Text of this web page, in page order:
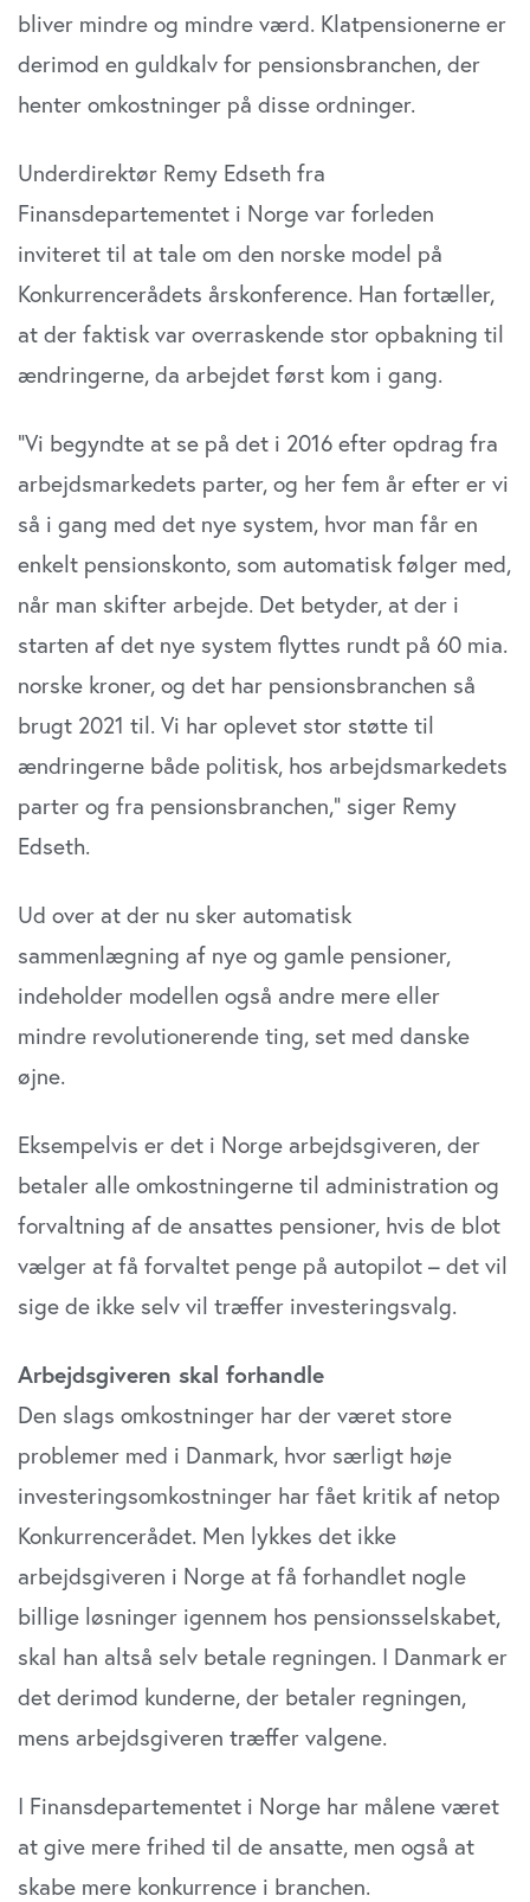
bliver mindre og mindre værd. Klatpensionerne er
derimod en guldkalv for pensionsbranchen, der
henter omkostninger på disse ordninger.
Underdirektør Remy Edseth fra
Finansdepartementet i Norge var forleden
inviteret til at tale om den norske model på
Konkurrencerådets årskonference. Han fortæller,
at der faktisk var overraskende stor opbakning til
ændringerne, da arbejdet først kom i gang.
”Vi begyndte at se på det i 2016 efter opdrag fra
arbejdsmarkedets parter, og her fem år efter er vi
så i gang med det nye system, hvor man får en
enkelt pensionskonto, som automatisk følger med,
når man skifter arbejde. Det betyder, at der i
starten af det nye system flyttes rundt på 60 mia.
norske kroner, og det har pensionsbranchen så
brugt 2021 til. Vi har oplevet stor støtte til
ændringerne både politisk, hos arbejdsmarkedets
parter og fra pensionsbranchen,” siger Remy
Edseth.
Ud over at der nu sker automatisk
sammenlægning af nye og gamle pensioner,
indeholder modellen også andre mere eller
mindre revolutionerende ting, set med danske
øjne.
Eksempelvis er det i Norge arbejdsgiveren, der
betaler alle omkostningerne til administration og
forvaltning af de ansattes pensioner, hvis de blot
vælger at få forvaltet penge på autopilot – det vil
sige de ikke selv vil træffer investeringsvalg.
Arbejdsgiveren skal forhandle
Den slags omkostninger har der været store
problemer med i Danmark, hvor særligt høje
investeringsomkostninger har fået kritik af netop
Konkurrencerådet. Men lykkes det ikke
arbejdsgiveren i Norge at få forhandlet nogle
billige løsninger igennem hos pensionsselskabet,
skal han altså selv betale regningen. I Danmark er
det derimod kunderne, der betaler regningen,
mens arbejdsgiveren træffer valgene.
I Finansdepartementet i Norge har målene været
at give mere frihed til de ansatte, men også at
skabe mere konkurrence i branchen.